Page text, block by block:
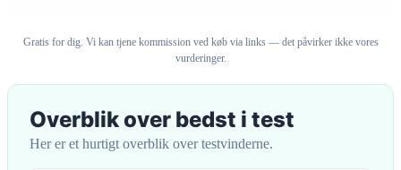
Gratis for dig. Vi kan tjene kommission ved køb via links — det påvirker ikke vores
vurderinger.
Overblik over bedst i test
Her er et hurtigt overblik over testvinderne.